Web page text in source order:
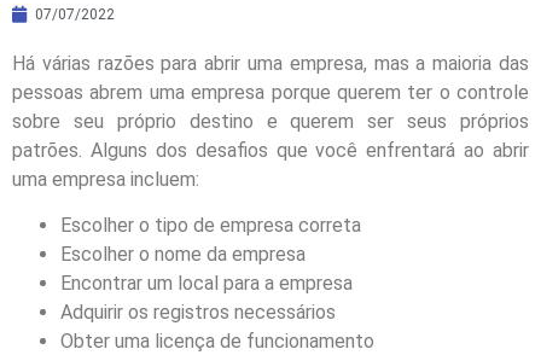
07/07/2022
Há várias razões para abrir uma empresa, mas a maioria das
pessoas abrem uma empresa porque querem ter o controle
sobre seu próprio destino e querem ser seus próprios
patrões. Alguns dos desafios que você enfrentará ao abrir
uma empresa incluem:
Escolher o tipo de empresa correta
Escolher o nome da empresa
Encontrar um local para a empresa
Adquirir os registros necessários
Obter uma licença de funcionamento